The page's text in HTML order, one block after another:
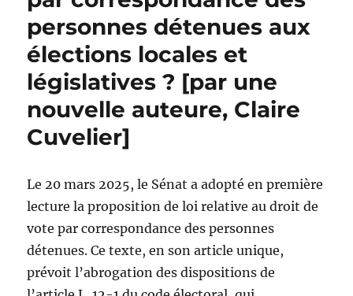
personnes détenues aux
élections locales et
législatives ? [par une
nouvelle auteure, Claire
Cuvelier]
Le 20 mars 2025, le Sénat a adopté en première
lecture la proposition de loi relative au droit de
vote par correspondance des personnes
détenues. Ce texte, en son article unique,
prévoit l’abrogation des dispositions de